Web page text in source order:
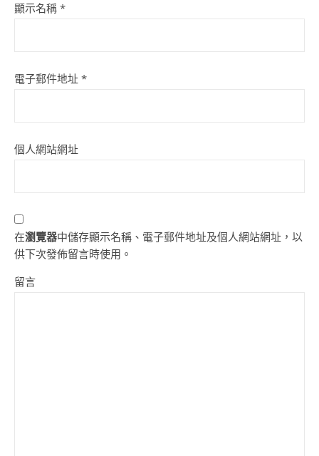
顯示名稱 *
電子郵件地址 *
個人網站網址
在瀏覽器中儲存顯示名稱、電子郵件地址及個人網站網址，以
供下次發佈留言時使用。
留言